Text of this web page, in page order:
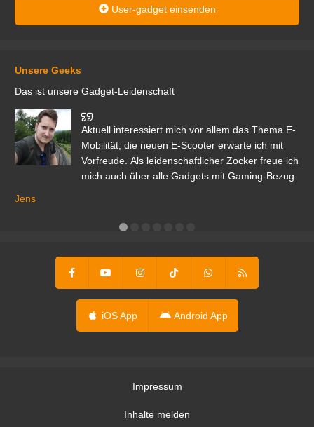
User-gadget einsenden
Unsere Geeks
Das ist unsere Gadget-Leidenschaft
Aktuell interessiert mich vor allem das Thema E-
Mobilität; die neuen E-Scooter erwarte ich mit
Vorfreude. Als leidenschaftlicher Zocker freue ich
mich auch über alle Gadgets mit Gaming-Bezug.
Jens
iOS App Android App
Impressum
Inhalte melden